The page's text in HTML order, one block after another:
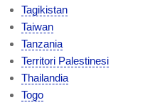
Tagikistan
Taiwan
Tanzania
Territori Palestinesi
Thailandia
Togo